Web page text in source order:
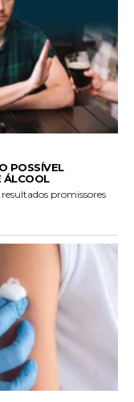
POSSÍVEL
ÁLCOOL
promissores